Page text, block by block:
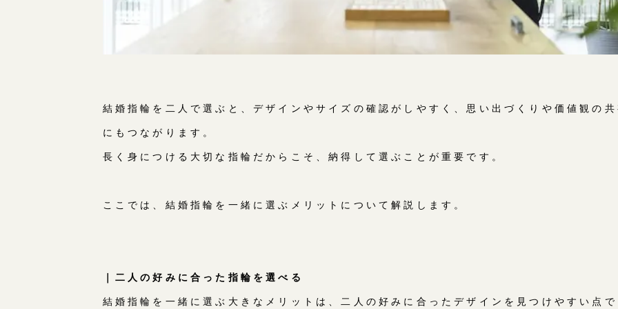
結婚指輪を二人で選ぶと、デザインやサイズの確認がしやすく、思い出づくりや価値観の
にもつながります。
長く身につける大切な指輪だからこそ、納得して選ぶことが重要です。
ここでは、結婚指輪を一緒に選ぶメリットについて解説します。
｜二人の好みに合った指輪を選べる
結婚指輪を一緒に選ぶ大きなメリットは、二人の好みに合ったデザインを見つけやすい点で